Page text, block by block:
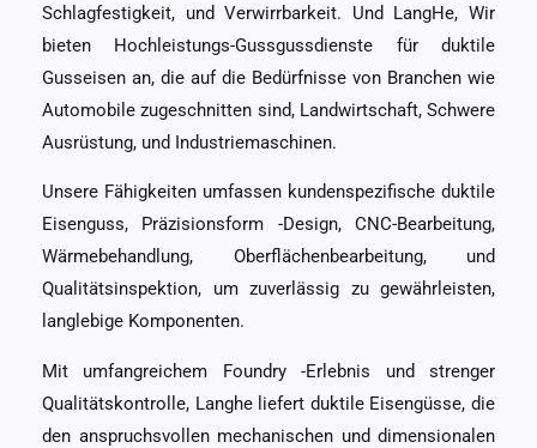
Schlagfestigkeit, und Verwirrbarkeit. Und LangHe, Wir
bieten Hochleistungs-Gussgussdienste für duktile
Gusseisen an, die auf die Bedürfnisse von Branchen wie
Automobile zugeschnitten sind, Landwirtschaft, Schwere
Ausrüstung, und Industriemaschinen.
Unsere Fähigkeiten umfassen kundenspezifische duktile
Eisenguss, Präzisionsform -Design, CNC-Bearbeitung,
Wärmebehandlung, Oberflächenbearbeitung, und
Qualitätsinspektion, um zuverlässig zu gewährleisten,
langlebige Komponenten.
Mit umfangreichem Foundry -Erlebnis und strenger
Qualitätskontrolle, Langhe liefert duktile Eisengüsse, die
den anspruchsvollen mechanischen und dimensionalen